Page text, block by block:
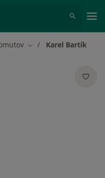
Změna města
Karel Bartík